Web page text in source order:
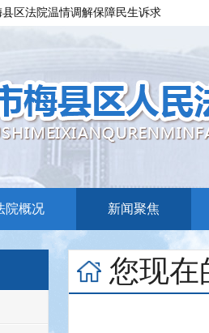
县区法院开展“巡回审判+以案说法”活
院概况 新闻聚焦
您现